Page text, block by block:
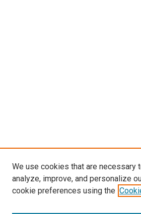
We use cookies that are necessary
analyze, improve, and personalize
cookie preferences using the